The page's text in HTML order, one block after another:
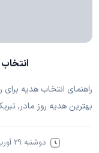
راهنمای انتخاب هدیه
بهترین هدیه روز مادر,
دوشنبه 29 آوریل 2013